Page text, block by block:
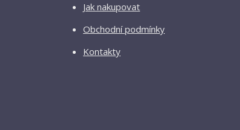
Jak nakupovat
Obchodní podmínky
Kontakty